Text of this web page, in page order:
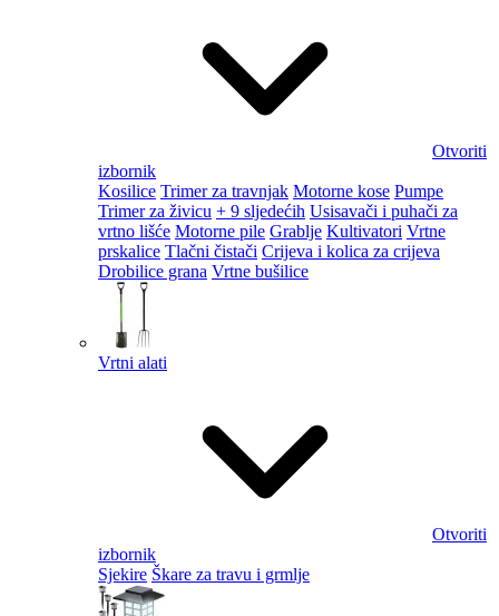
Otvoriti
izbornik
Kosilice Trimer za travnjak Motorne kose Pumpe
Trimer za živicu + 9 sljedećih Usisavači i puhači za
vrtno lišće Motorne pile Grablje Kultivatori Vrtne
prskalice Tlačni čistači Crijeva i kolica za crijeva
Drobilice grana Vrtne bušilice
Vrtni alati
Otvoriti
izbornik
Sjekire Škare za travu i grmlje